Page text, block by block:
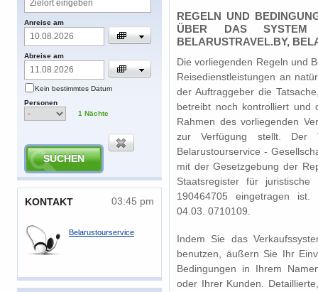
​Anreise am
​Abreise am
​Kein bestimmtes Datum
​Personen
1 ​Nächte
​KONTAKT 03:45 pm
Belarustourservice
REGELN UND
ÜBER DAS SYSTEM
BELARUSTRAVEL.BY,
Die vorliegenden Regeln und
Reisedienstleistungen an
der Auftraggeber die
betreibt noch kontrolliert und
Rahmen des vorliegenden
zur Verfügung stellt. Der
Belarustourservice -
mit der Gesetzgebung der
Staatsregister für
190464705 eingetragen ist.
04.03. 0710109.
Indem Sie das
benutzen, äußern Sie Ihr
Bedingungen in Ihrem
oder Ihrer Kunden.